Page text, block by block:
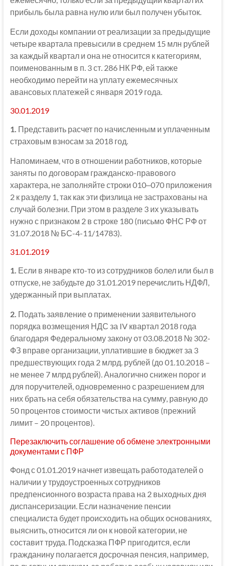
прибыль была равна нулю или был получен убыток.
Если доходы компании от реализации за предыдущие
четыре квартала превысили в среднем 15 млн рублей
за каждый квартал и она не относится к категориям,
поименованным в п. 3 ст. 286 НК РФ, ей также
необходимо перейти на уплату ежемесячных
авансовых платежей с января 2019 года.
30.01.2019
1. Представить расчет по начисленным и уплаченным
страховым взносам за 2018 год.
Напоминаем, что в отношении работников, которые
заняты по договорам гражданско-правового
характера, не заполняйте строки 010‒070 приложения
2 к разделу 1, так как эти физлица не застрахованы на
случай болезни. При этом в разделе 3 их указывать
нужно с признаком 2 в строке 180 (письмо ФНС РФ от
31.07.2018 № БС-4-11/14783).
31.01.2019
1. Если в январе кто-то из сотрудников болел или был в
отпуске, не забудьте до 31.01.2019 перечислить НДФЛ,
удержанный при выплатах.
2. Подать заявление о применении заявительного
порядка возмещения НДС за IV квартал 2018 года
благодаря Федеральному закону от 03.08.2018 № 302-
ФЗ вправе организации, уплатившие в бюджет за 3
предшествующих года 2 млрд. рублей (до 01.10.2018 –
не менее 7 млрд рублей). Аналогично снижен порог и
для поручителей, одновременно с разрешением для
них брать на себя обязательства на сумму, равную до
50 процентов стоимости чистых активов (прежний
лимит – 20 процентов).
Перезаключить соглашение об обмене электронными
документами с ПФР
Фонд с 01.01.2019 начнет извещать работодателей о
наличии у трудоустроенных сотрудников
предпенсионного возраста права на 2 выходных дня
диспансеризации. Если назначение пенсии
специалиста будет происходить на общих основаниях,
выяснить, относится ли он к новой категории, не
составит труда. Подсказка ПФР пригодится, если
гражданину полагается досрочная пенсия, например,